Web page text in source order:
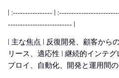
| :---------------- |
-------------------------- |
| 主な焦点 | 反復開発、顧客から
リース、適応性 | 継続的インテ
プロイ、自動化、開発と運用間